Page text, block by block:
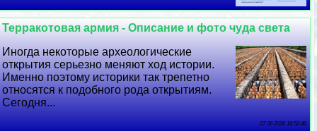
Терpaкотовая армия - Описание и фото чуда света
Иногда некоторые археологические
открытия серьезно меняют ход истории.
Именно поэтому историки так трепетно
относятся к подобного рода открытиям.
Сегодня...
27 06 2026 16:52:46